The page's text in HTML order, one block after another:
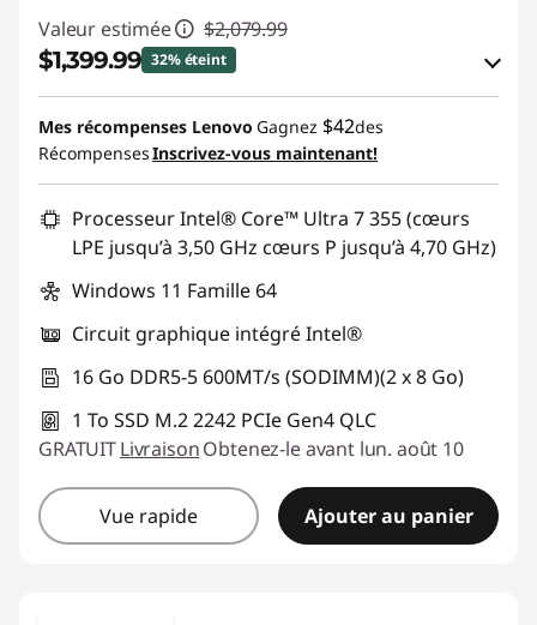
Valeur estimée $2,079.99
$1,399.99 32% éteint
Économies en bon de réduction en ligne :
-$680.00
Utiliser un bon de réduction en ligne :
BRIGHTIDEA6CA
Mes récompenses Lenovo Gagnez $42des
RécompensesInscrivez-vous maintenant!
Processeur Intel® Core™ Ultra 7 355 (cœurs
LPE jusqu’à 3,50 GHz cœurs P jusqu’à 4,70 GHz)
Windows 11 Famille 64
Circuit graphique intégré Intel®
16 Go DDR5-5 600MT/s (SODIMM)(2 x 8 Go)
1 To SSD M.2 2242 PCIe Gen4 QLC
GRATUITLivraisonObtenez-le avant lun. août 10
Vue rapide Ajouter au panier